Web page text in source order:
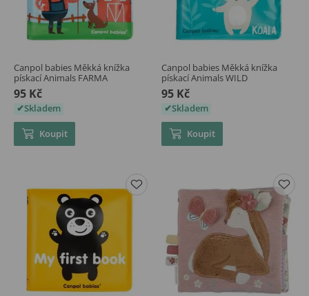
Canpol babies Měkká knížka
pískací Animals FARMA
95 Kč
Skladem
Koupit
Canpol babies Měkká knížka
pískací Animals WILD
95 Kč
Skladem
Koupit